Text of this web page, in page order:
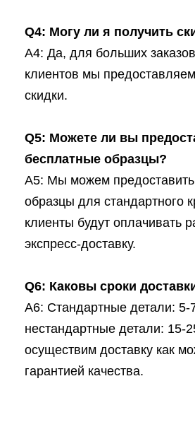
Q4: Могу ли я получить
A4: Да, для больших
клиентов мы
скидки.
Q5: Можете ли вы
бесплатные образцы?
A5: Мы можем
образцы для стандартного
клиенты будут оплачивать
экспресс-доставку.
Q6: Каковы сроки
A6: Стандартные детали: 5-
нестандартные детали: 15-
осуществим доставку как
гарантией качества.